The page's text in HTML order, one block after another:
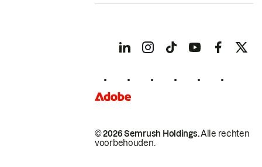
© 2026 Semrush Holdings.Alle rechten
voorbehouden.